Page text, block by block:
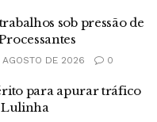
sob pressão de
DE 2026 0
para apurar tráfico
Lulinha